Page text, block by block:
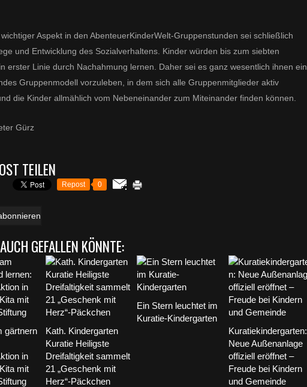
Aspekt in den AbenteuerKinderWelt-Gruppenstunden sei schließlich
und Entwicklung des Sozialverhaltens. Kinder würden bis zum siebten
erster Linie durch Nachahmung lernen. Daher sei es ganz wesentlich ihnen ein
Gruppenmodell vorzuleben, in dem sich alle Gruppenmitglieder aktiv
die Kinder allmählich vom Nebeneinander zum Miteinander finden können.
Gürz
TEILEN
Repost 0
GEFALLEN KÖNNTE:
gärtnern
in
mit
Kath. Kindergarten
Kuratie Heiligste
Dreifaltigkeit sammelt
21 „Geschenk mit
Herz“-Päckchen
Ein Stern leuchtet im
Kuratie-Kindergarten
Kuratiekindergarten:
Neue Außenanlage
offiziell eröffnet –
Freude bei Kindern
und Gemeinde